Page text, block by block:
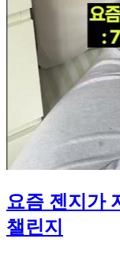
요즘 젠지가
챌린지